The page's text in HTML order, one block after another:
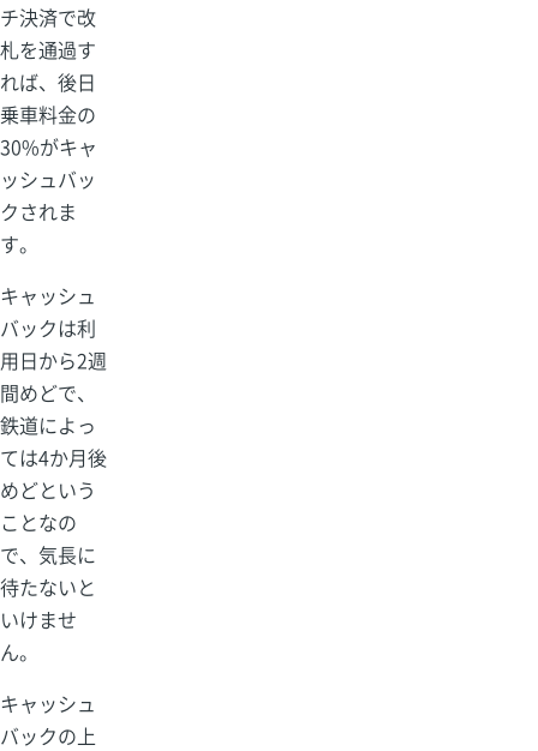
チ決済で改
札を通過す
れば、後日
乗車料金の
30%がキャ
ッシュバッ
クされま
す。
キャッシュ
バックは利
用日から2週
間めどで、
鉄道によっ
ては4か月後
めどという
ことなの
で、気長に
待たないと
いけませ
ん。
キャッシュ
バックの上